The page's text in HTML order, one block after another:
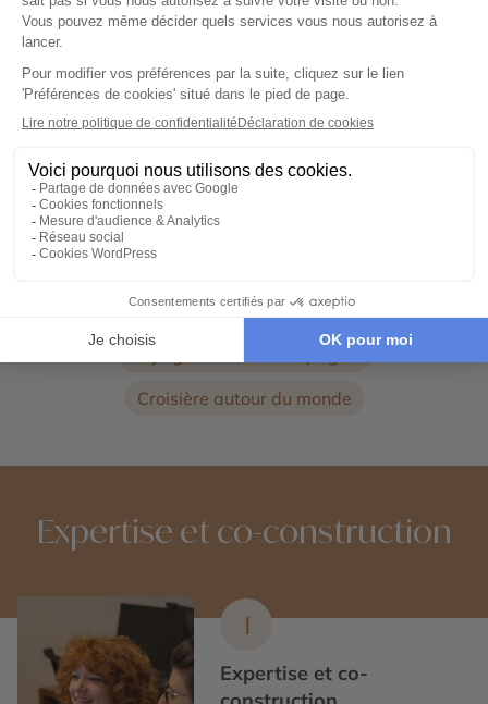
14 jours et 12 nuits
City break
Voyage à Barcelone
Voyage à Lanzarote
Voyage aux Canaries
Découverte de la Sagrada Familia
Découverte du Parc Güell
Combiné d'îles espagnoles
Voyage en train en Espagne
Croisière autour du monde
Expertise et co-construction
1
Expertise et co-